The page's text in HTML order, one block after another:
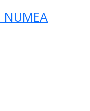
NUMEA